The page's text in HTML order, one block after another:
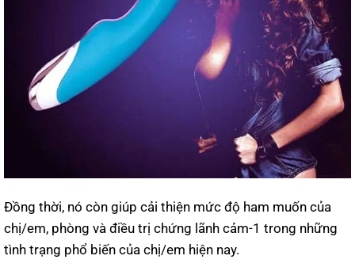
Đồng thời, nó còn giúp cải thiện mức độ ham muốn của
chị/em, phòng và điều trị chứng lãnh cảm-1 trong những
tình trạng phổ biến của chị/em hiện nay.